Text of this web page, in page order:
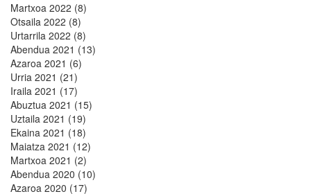
Martxoa 2022 (8)
Otsaila 2022 (8)
Urtarrila 2022 (8)
Abendua 2021 (13)
Azaroa 2021 (6)
Urria 2021 (21)
Iraila 2021 (17)
Abuztua 2021 (15)
Uztaila 2021 (19)
Ekaina 2021 (18)
Maiatza 2021 (12)
Martxoa 2021 (2)
Abendua 2020 (10)
Azaroa 2020 (17)